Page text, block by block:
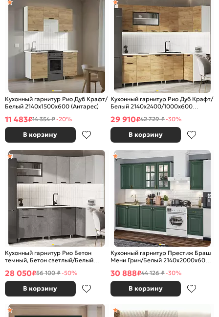
Кухонный гарнитур Рио Дуб Крафт/
Белый 2140x1500x600 (Антарес)
11 483₽14 354 ₽-20%
В корзину
Кухонный гарнитур Рио Дуб Крафт/
Белый 2140x2400/1000x600
29 910₽42 729 ₽-30%
В корзину
Кухонный гарнитур Рио Бетон
темный, Бетон светлый/Белый
28 050₽56 100 ₽-50%
В корзину
Кухонный гарнитур Престиж Браш
Мени Грин/Белый 2140x2000x600
30 888₽44 126 ₽-30%
В корзину